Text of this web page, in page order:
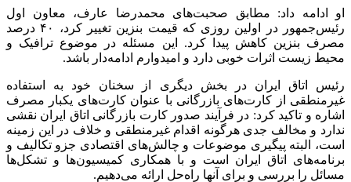
او ادامه داد: مطابق صحبت‌های محمدرضا عارف، معاون اول
رئیس‌جمهور در اولین روزی که قیمت بنزین تغییر کرد، ۴۰ درصد
مصرف بنزین کاهش پیدا کرد. این مسئله در موضوع ترافیک و
محیط زیست اثرات خوبی دارد و امیدوارم ادامه‌دار باشد.
رئیس اتاق ایران در بخش دیگری از سخنان خود به استفاده
غیرمنطقی از کارت‌های بازرگانی با عنوان کارت‌های یکبار مصرف
اشاره و تاکید کرد: در فرآیند صدور کارت بازرگانی اتاق ایران نقشی
ندارد و مخالف جدی هرگونه اقدام غیرمنطقی و خلاف در این زمینه
است، البته پیگیری موضوعات و چالش‌های اقتصادی جزو تکالیف و
برنامه‌های اتاق ایران است و با همکاری کمیسیون‌ها و تشکل‌ها
مسائل را بررسی و برای آنها راه‌حل ارائه می‌دهیم.